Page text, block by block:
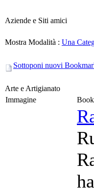
Aziende e Siti amici
Mostra Modalità : Una
Sottoponi nuovi
Arte e Artigianato
Immagine